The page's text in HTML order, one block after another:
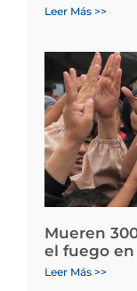
Leer Más >>
Mueren
el fuego en
Leer Más >>